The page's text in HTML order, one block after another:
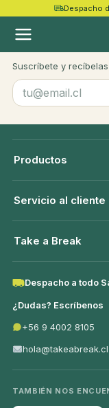
Despacho
take a
Recetas,
Suscríbete y
Productos
Servicio al cliente
Take a Break
Despacho a todo
¿Dudas? Escríbenos
+56 9 4002 8105
hola@takeabreak.cl
TAMBIÉN NOS